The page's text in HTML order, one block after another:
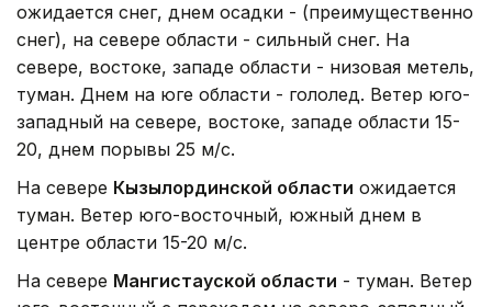
ожидается снег, днем осадки - (преимущественно
снег), на севере области - сильный снег. На
севере, востоке, западе области - низовая метель,
туман. Днем на юге области - гололед. Ветер юго-
западный на севере, востоке, западе области 15-
20, днем порывы 25 м/с.
На севере Кызылординской области ожидается
туман. Ветер юго-восточный, южный днем в
центре области 15-20 м/с.
На севере Мангистауской области - туман. Ветер